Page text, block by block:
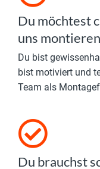
Du möchtest
uns
Du bist
bist motiviert und